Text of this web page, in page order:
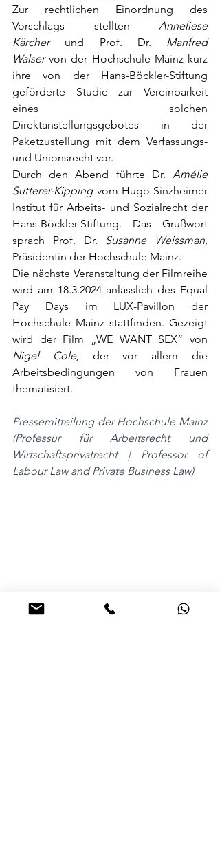
Zur rechtlichen Einordnung des
Vorschlags stellten Anneliese
Kärcher und Prof. Dr. Manfred
Walser von der Hochschule Mainz kurz
ihre von der Hans-Böckler-Stiftung
geförderte Studie zur Vereinbarkeit
eines solchen
Direktanstellungsgebotes in der
Paketzustellung mit dem Verfassungs-
und Unionsrecht vor.
Durch den Abend führte Dr. Amélie
Sutterer-Kipping vom Hugo-Sinzheimer
Institut für Arbeits- und Sozialrecht der
Hans-Böckler-Stiftung. Das Grußwort
sprach Prof. Dr.
Präsidentin der Hochschule Mainz.
Die nächste Veranstaltung der Filmreihe
wird am 18.3.2024 anlässlich des Equal
Pay Days im LUX-Pavillon der
Hochschule Mainz stattfinden. Gezeigt
Nigel Cole, der vor allem die
Arbeitsbedingungen von Frauen
thematisiert.
Pressemitteilung der Hochschule Mainz
(Professur für Arbeitsrecht und
Wirtschaftsprivatrecht | Professor of
Labour Law and Private Business Law)